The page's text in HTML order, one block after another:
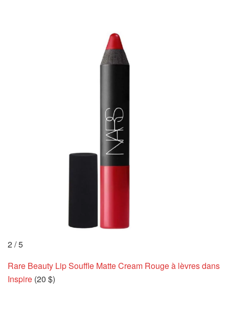
2/5
Rare Beauty Lip Souffle Matte Cream Rouge à lèvres dans
Inspire (20 $)